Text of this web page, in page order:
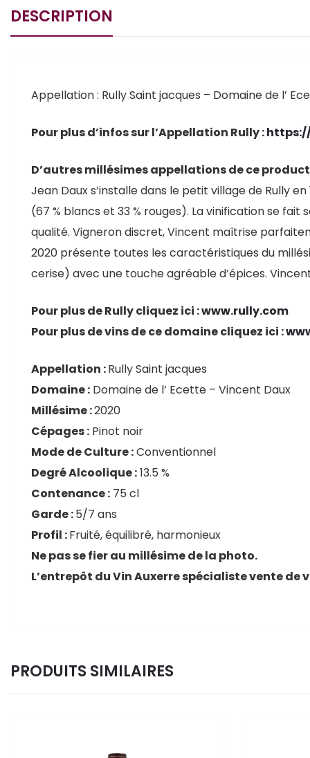
DESCRIPTION
Appellation : Rully Saint jacques – Domaine de l’
Pour plus d’infos sur l’Appellation Rully :
D’autres millésimes appellations de ce
Jean Daux s’installe dans le petit village de Rully
(67 % blancs et 33 % rouges). La vinification se
qualité. Vigneron discret, Vincent maîtrise
2020 présente toutes les caractéristiques du
cerise) avec une touche agréable d’épices.
Pour plus de Rully cliquez ici :www.rully.com
Pour plus de vins de ce domaine cliquez ici :
Appellation :Rully Saint jacques
Domaine : Domaine de l’ Ecette – Vincent Daux
Millésime :2020
Cépages : Pinot noir
Mode de Culture :Conventionnel
Degré Alcoolique :13.5 %
Contenance : 75 cl
Garde :5/7 ans
Profil :Fruité, équilibré, harmonieux
Ne pas se fier au millésime de la photo.
L’entrepôt du Vin Auxerre spécialiste vente de
PRODUITS SIMILAIRES